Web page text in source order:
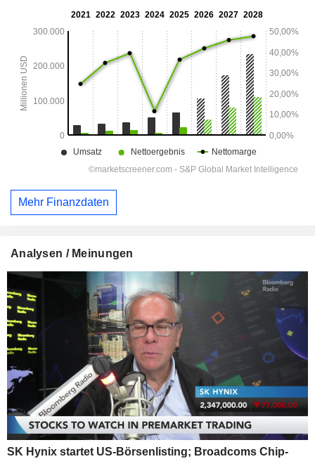
Mehr Finanzdaten
Analysen / Meinungen
SK Hynix startet US-Börsenlisting; Broadcoms Chip-